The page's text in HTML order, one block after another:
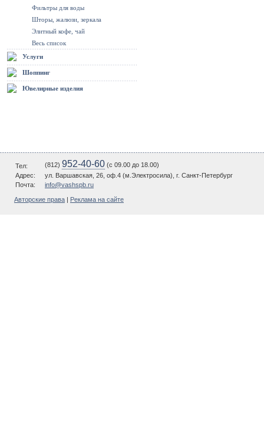
Фильтры для воды
Шторы, жалюзи, зеркала
Элитный кофе, чай
Весь список
Услуги
Шоппинг
Ювелирные изделия
Тел: (812) 952-40-60 (c 09.00 до 18.00)
Адрес:
ул. Варшавская, 26, оф.4 (м.Электросила), г. Санкт-Петербург
Почта:
info@vashspb.ru
Авторские права Реклама на сайте